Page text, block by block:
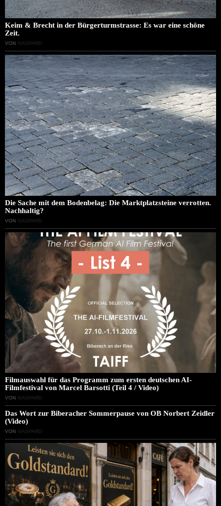
Keim & Brecht in der Bürgerturmstrasse: Es war eine schöne
Zeit.
VON GASPARD
Die Sache mit dem Bodenbelag: Die Marktplatzsteine verrotten.
Nachhaltig?
VON GASPARD
Filmauswahl für das Programm zum ersten deutschen AI-
Filmfestival von Marcel Barsotti (Teil 4 / Video)
VON GASPARD
Das Wort zur Biberacher Sommerpause von OB Norbert Zeidler
(Video)
VON GASPARD